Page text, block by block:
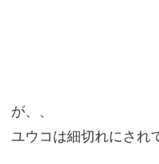
が、、
ユウコは細切れにされ